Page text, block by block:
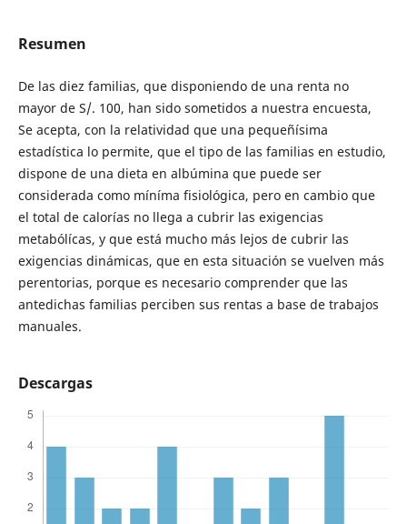
Resumen
De las diez familias, que disponiendo de una renta no
mayor de S/. 100, han sido sometidos a nuestra encuesta,
Se acepta, con la relatividad que una pequeñísima
estadística lo permite, que el tipo de las familias en estudio,
dispone de una dieta en albúmina que puede ser
considerada como míníma fisiológica, pero en cambio que
el total de calorías no llega a cubrir las exigencias
metabólícas, y que está mucho más lejos de cubrir las
exigencias dinámicas, que en esta situación se vuelven más
perentorias, porque es necesario comprender que las
antedichas familias perciben sus rentas a base de trabajos
manuales.
Descargas